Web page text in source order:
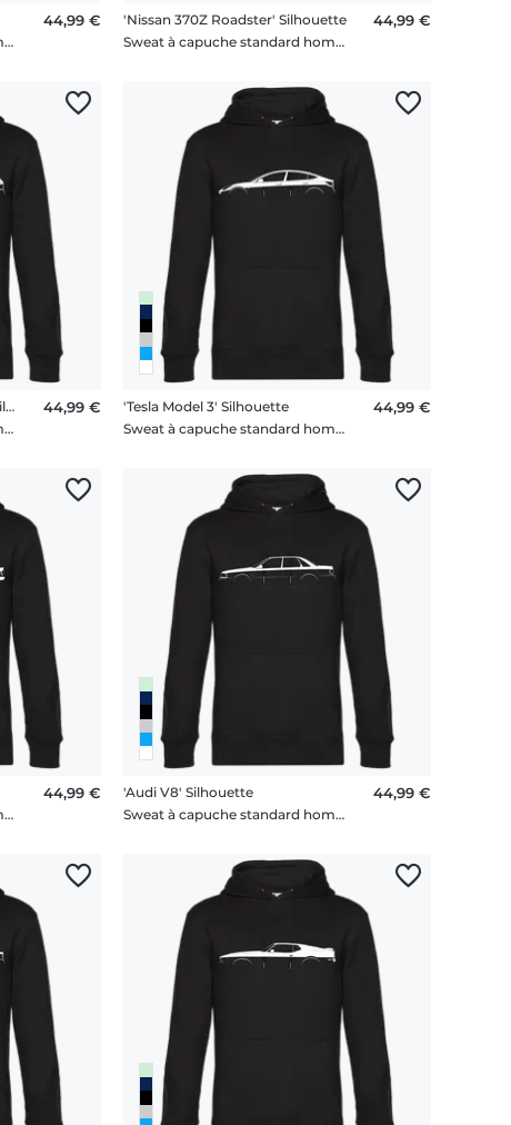
Sweat à capuche standard homme
44,99 €
'Nissan 370Z Roadster' Silhouette
Sweat à capuche standard homme
44,99 €
'Mercedes-Benz E Estate S211' Silhouette
Sweat à capuche standard homme
44,99 €
'Tesla Model 3' Silhouette
Sweat à capuche standard homme
44,99 €
Sweat à capuche standard homme
44,99 €
'Audi V8' Silhouette
Sweat à capuche standard homme
44,99 €